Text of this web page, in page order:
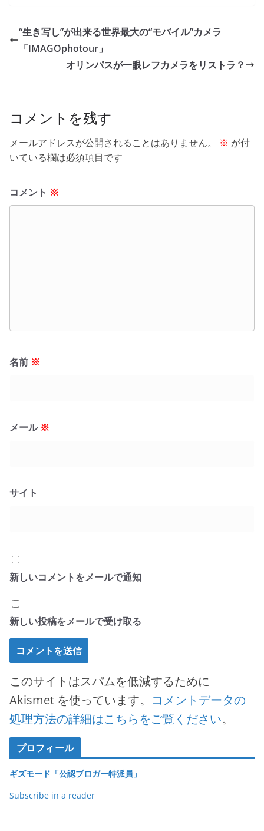
e
b
er et
“生き写し”が出来る世界最大の“モバイル”カメラ
「IMAGOphotour」
オリンパスが一眼レフカメラをリストラ？
コメントを残す
メールアドレスが公開されることはありません。 ※ が付
いている欄は必須項目です
コメント ※
名前 ※
メール ※
サイト
新しいコメントをメールで通知
新しい投稿をメールで受け取る
このサイトはスパムを低減するために
Akismet を使っています。 コメントデータの
処理方法の詳細はこちらをご覧ください。
プロフィール
ギズモード「公認ブロガー特派員」
Subscribe in a reader